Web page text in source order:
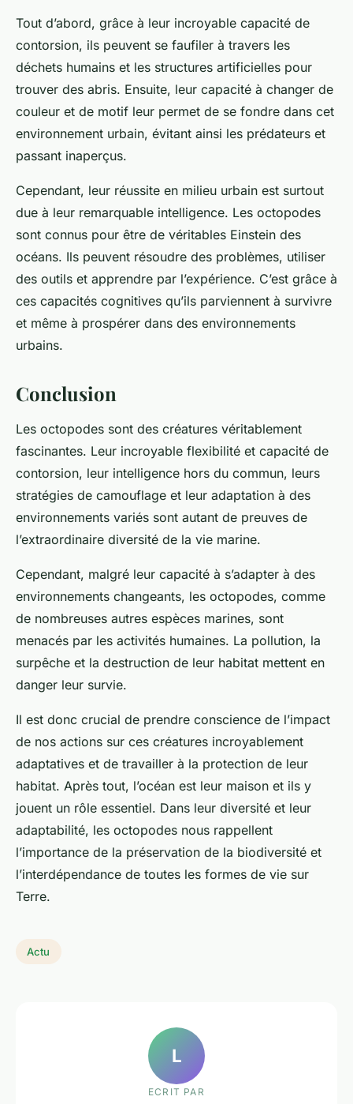
Tout d’abord, grâce à leur incroyable capacité de
contorsion, ils peuvent se faufiler à travers les
déchets humains et les structures artificielles pour
trouver des abris. Ensuite, leur capacité à changer de
couleur et de motif leur permet de se fondre dans cet
environnement urbain, évitant ainsi les prédateurs et
passant inaperçus.
Cependant, leur réussite en milieu urbain est surtout
due à leur remarquable intelligence. Les octopodes
sont connus pour être de véritables Einstein des
océans. Ils peuvent résoudre des problèmes, utiliser
des outils et apprendre par l’expérience. C’est grâce à
ces capacités cognitives qu’ils parviennent à survivre
et même à prospérer dans des environnements
urbains.
Conclusion
Les octopodes sont des créatures véritablement
fascinantes. Leur incroyable flexibilité et capacité de
contorsion, leur intelligence hors du commun, leurs
stratégies de camouflage et leur adaptation à des
environnements variés sont autant de preuves de
l’extraordinaire diversité de la vie marine.
Cependant, malgré leur capacité à s’adapter à des
environnements changeants, les octopodes, comme
de nombreuses autres espèces marines, sont
menacés par les activités humaines. La pollution, la
surpêche et la destruction de leur habitat mettent en
danger leur survie.
Il est donc crucial de prendre conscience de l’impact
de nos actions sur ces créatures incroyablement
adaptatives et de travailler à la protection de leur
habitat. Après tout, l’océan est leur maison et ils y
jouent un rôle essentiel. Dans leur diversité et leur
adaptabilité, les octopodes nous rappellent
l’importance de la préservation de la biodiversité et
l’interdépendance de toutes les formes de vie sur
Terre.
Actu
L
ECRIT PAR